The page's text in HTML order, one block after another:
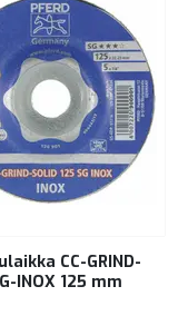
CC-GRIND-
INOX 125 mm